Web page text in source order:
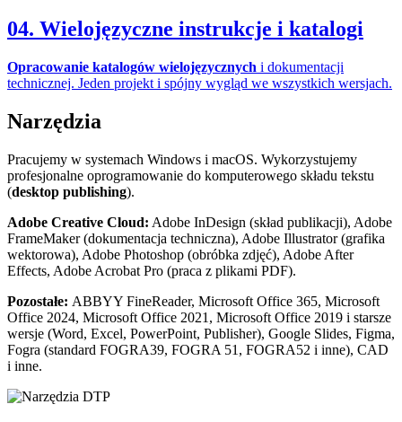
04. Wielojęzyczne instrukcje i katalogi
Opracowanie katalogów wielojęzycznych i dokumentacji
technicznej. Jeden projekt i spójny wygląd we wszystkich wersjach.
Narzędzia
Pracujemy w systemach Windows i macOS. Wykorzystujemy
profesjonalne oprogramowanie do komputerowego składu tekstu
(desktop publishing).
Adobe Creative Cloud: Adobe InDesign (skład publikacji), Adobe
FrameMaker (dokumentacja techniczna), Adobe Illustrator (grafika
wektorowa), Adobe Photoshop (obróbka zdjęć), Adobe After
Effects, Adobe Acrobat Pro (praca z plikami PDF).
Pozostałe: ABBYY FineReader, Microsoft Office 365, Microsoft
Office 2024, Microsoft Office 2021, Microsoft Office 2019 i starsze
wersje (Word, Excel, PowerPoint, Publisher), Google Slides, Figma,
Fogra (standard FOGRA39, FOGRA 51, FOGRA52 i inne), CAD
i inne.